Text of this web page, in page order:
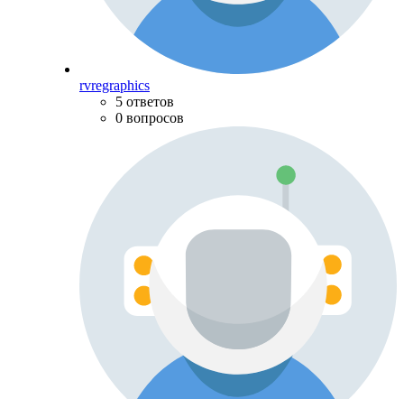
rvregraphics
5 ответов
0 вопросов